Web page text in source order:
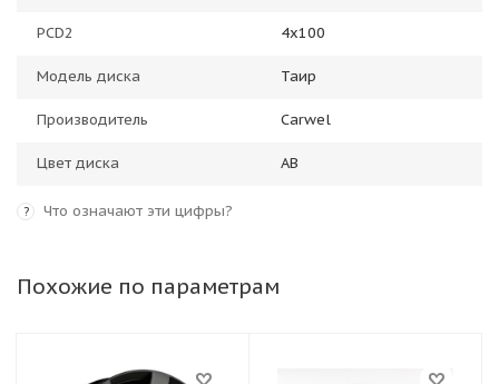
PCD2 4x100
Модель диска Таир
Производитель Carwel
Цвет диска AB
? Что означают эти цифры?
Похожие по параметрам